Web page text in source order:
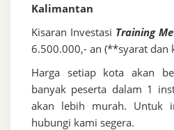
Kalimantan
Kisaran Investasi Training
6.500.000,- an (**syarat
Harga setiap kota akan
banyak peserta dalam 1
akan lebih murah. Untuk
hubungi kami segera.